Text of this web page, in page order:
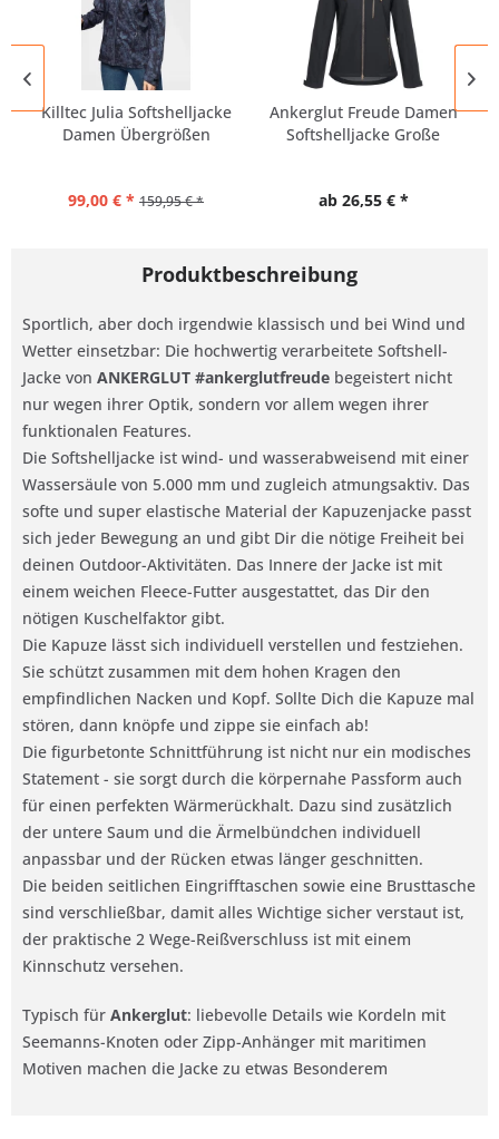
Killtec Julia Softshelljacke
Damen Übergrößen
99,00 € * 159,95 € *
Ankerglut Freude Damen
Softshelljacke Große
ab 26,55 € *
Produktbeschreibung
Sportlich, aber doch irgendwie klassisch und bei Wind und
Wetter einsetzbar: Die hochwertig verarbeitete Softshell-
Jacke von ANKERGLUT #ankerglutfreude begeistert nicht
nur wegen ihrer Optik, sondern vor allem wegen ihrer
funktionalen Features.
Die Softshelljacke ist wind- und wasserabweisend mit einer
Wassersäule von 5.000 mm und zugleich atmungsaktiv. Das
softe und super elastische Material der Kapuzenjacke passt
sich jeder Bewegung an und gibt Dir die nötige Freiheit bei
deinen Outdoor-Aktivitäten. Das Innere der Jacke ist mit
einem weichen Fleece-Futter ausgestattet, das Dir den
nötigen Kuschelfaktor gibt.
Die Kapuze lässt sich individuell verstellen und festziehen.
Sie schützt zusammen mit dem hohen Kragen den
empfindlichen Nacken und Kopf. Sollte Dich die Kapuze mal
stören, dann knöpfe und zippe sie einfach ab!
Die figurbetonte Schnittführung ist nicht nur ein modisches
Statement - sie sorgt durch die körpernahe Passform auch
für einen perfekten Wärmerückhalt. Dazu sind zusätzlich
der untere Saum und die Ärmelbündchen individuell
anpassbar und der Rücken etwas länger geschnitten.
Die beiden seitlichen Eingrifftaschen sowie eine Brusttasche
sind verschließbar, damit alles Wichtige sicher verstaut ist,
der praktische 2 Wege-Reißverschluss ist mit einem
Kinnschutz versehen.
Typisch für Ankerglut: liebevolle Details wie Kordeln mit
Seemanns-Knoten oder Zipp-Anhänger mit maritimen
Motiven machen die Jacke zu etwas Besonderem